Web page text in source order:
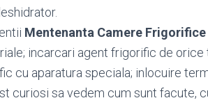
Mentenanta Camere Frigorifice
incarcari agent frigorific de
cu aparatura speciala; inlocuire
curiosi sa vedem cum sunt facute,